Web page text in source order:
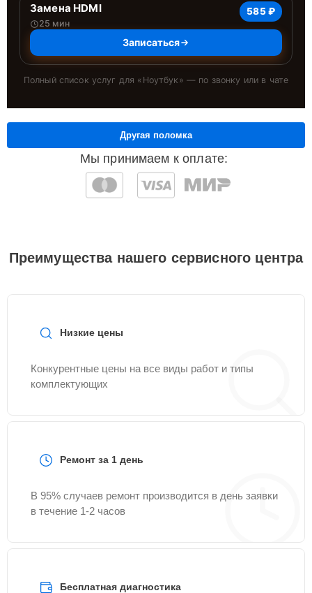
Замена HDMI
25 мин
585 ₽
Записаться
Полный список услуг для « Ноутбук » — по звонку или в чате
Мы принимаем к оплате:
Другая поломка
Преимущества нашего сервисного центра
Низкие цены
Конкурентные цены на все виды работ и типы
комплектующих
Ремонт за 1 день
В 95% случаев ремонт производится в день заявки
в течение 1-2 часов
Бесплатная диагностика